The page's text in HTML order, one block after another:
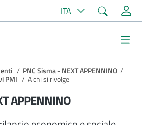
ITA Cerca
/ PNC Sisma - NEXT APPENNINO /
PMI / A chi si rivolge
APPENNINO